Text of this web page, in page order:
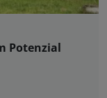
Potenzial